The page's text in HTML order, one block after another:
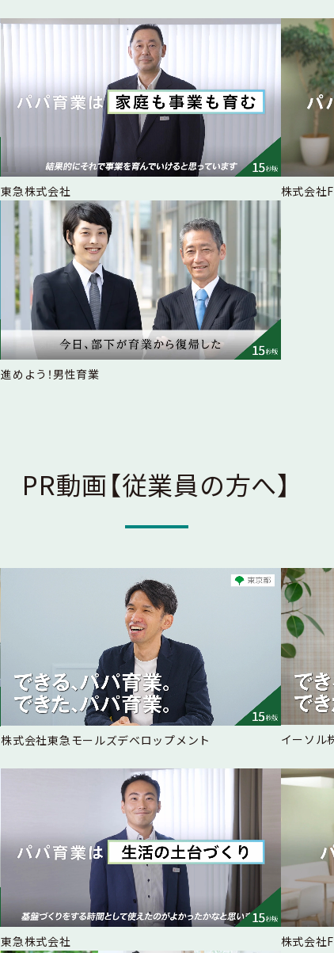
東急株式会社 株式会社
進めよう！男性育業
PR動画【従業員の方へ】
株式会社東急モールズデベロップメント イーソル
東急株式会社 株式会社